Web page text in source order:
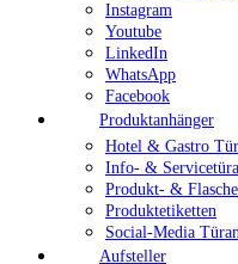
Instagram
Youtube
LinkedIn
WhatsApp
Facebook
Produktanhänger
Hotel & Gastro
Info- &
Produkt- &
Produktetiketten
Social-Media
Aufsteller